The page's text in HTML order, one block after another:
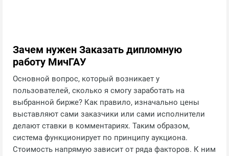
Зачем нужен Заказать дипломную
работу МичГАУ
Основной вопрос, который возникает у
пользователей, сколько я смогу заработать на
выбранной бирже? Как правило, изначально цены
выставляют сами заказчики или сами исполнители
делают ставки в комментариях. Таким образом,
система функционирует по принципу аукциона.
Стоимость напрямую зависит от ряда факторов. К ним